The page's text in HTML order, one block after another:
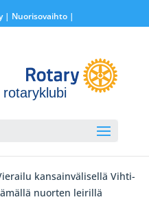
| Nuorisovaihto|
rotaryklubi
kansainvälisellä Vihti-
nuorten leirillä